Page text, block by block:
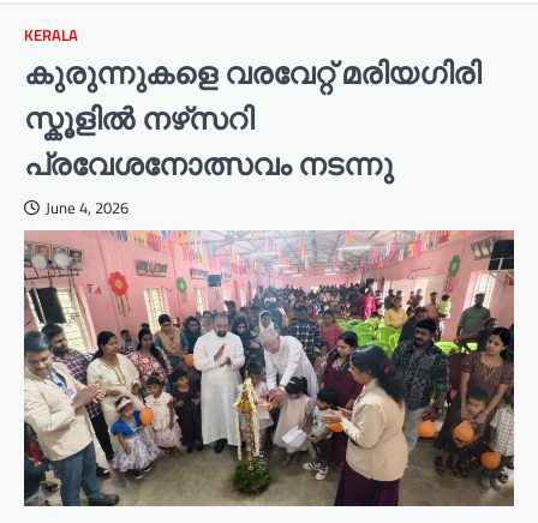
KERALA
കുരുന്നുകളെ വരവേറ്റ് മരിയഗിരി
സ്കൂളിൽ നഴ്‌സറി
പ്രവേശനോത്സവം നടന്നു
June 4, 2026